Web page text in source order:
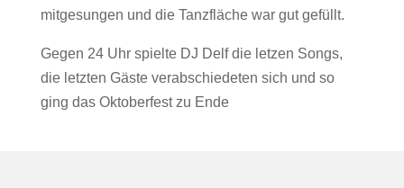
mitgesungen und die Tanzfläche war gut gefüllt.
Gegen 24 Uhr spielte DJ Delf die letzen Songs,
die letzten Gäste verabschiedeten sich und so
ging das Oktoberfest zu Ende